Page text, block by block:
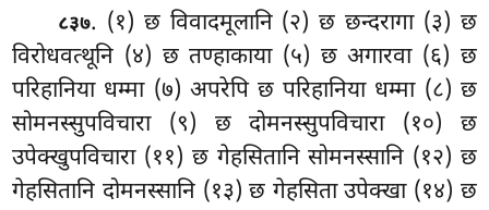
८३७. (१) छ विवादमूलानि (२) छ छन्दरागा (३) छ
विरोधवत्थूनि (४) छ तण्हाकाया (५) छ अगारवा (६) छ
परिहानिया धम्मा (७) अपरेपि छ परिहानिया धम्मा (८) छ
सोमनस्सुपविचारा (९) छ दोमनस्सुपविचारा (१०) छ
उपेक्खुपविचारा (११) छ गेहसितानि सोमनस्सानि (१२) छ
गेहसितानि दोमनस्सानि (१३) छ गेहसिता उपेक्खा (१४) छ